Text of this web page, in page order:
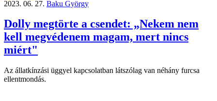
2023. 06. 27. Baku György
Dolly megtörte a csendet: „Nekem nem
kell megvédenem magam, mert nincs
miért"
Az állatkínzási üggyel kapcsolatban látszólag van néhány furcsa
ellentmondás.